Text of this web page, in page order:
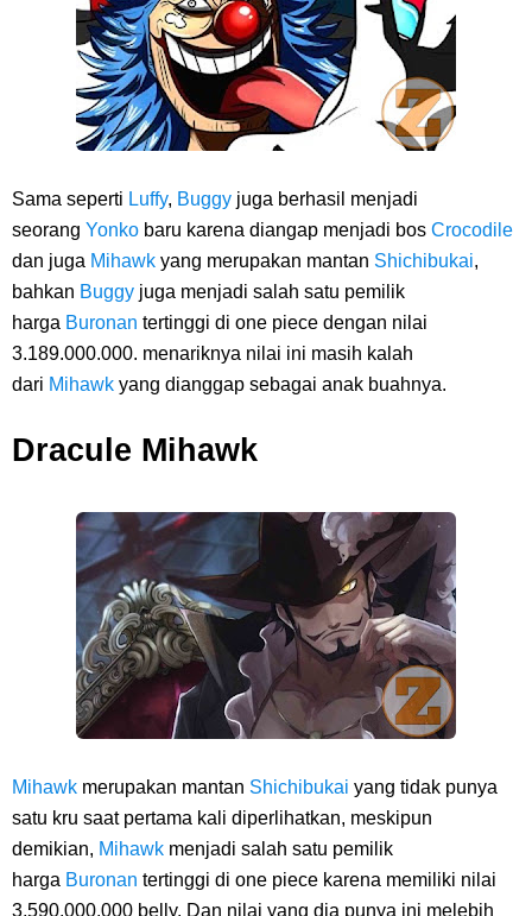
Sama seperti Luffy, Buggy juga berhasil menjadi
seorang Yonko baru karena diangap menjadi bos Crocodile
dan juga Mihawk yang merupakan mantan Shichibukai,
bahkan Buggy juga menjadi salah satu pemilik
harga Buronan tertinggi di one piece dengan nilai
3.189.000.000. menariknya nilai ini masih kalah
dari Mihawk yang dianggap sebagai anak buahnya.
Dracule Mihawk
Mihawk merupakan mantan Shichibukai yang tidak punya
satu kru saat pertama kali diperlihatkan, meskipun
demikian, Mihawk menjadi salah satu pemilik
harga Buronan tertinggi di one piece karena memiliki nilai
3,590,000,000 belly. Dan nilai yang dia punya ini melebih